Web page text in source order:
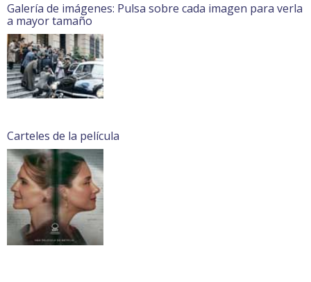
Galería de imágenes: Pulsa sobre cada imagen para verla
a mayor tamaño
Carteles de la película